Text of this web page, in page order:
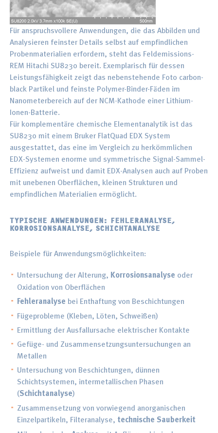
Für anspruchsvollere Anwendungen, die das Abbilden und
Analysieren feinster Details selbst auf empfindlichen
Probenmaterialien erfordern, steht das Feldemissions-
REM Hitachi SU8230 bereit. Exemplarisch für dessen
Leistungsfähigkeit zeigt das nebenstehende Foto carbon-
black Partikel und feinste Polymer-Binder-Fäden im
Nanometerbereich auf der NCM-Kathode einer Lithium-
Ionen-Batterie.
Für komplementäre chemische Elementanalytik ist das
SU8230 mit einem Bruker FlatQuad EDX System
ausgestattet, das eine im Vergleich zu herkömmlichen
EDX-Systemen enorme und symmetrische Signal-Sammel-
Effizienz aufweist und damit EDX-Analysen auch auf Proben
mit unebenen Oberflächen, kleinen Strukturen und
empfindlichen Materialien ermöglicht.
TYPISCHE ANWENDUNGEN: FEHLERANALYSE,
KORROSIONSANALYSE, SCHICHTANALYSE
Beispiele für Anwendungsmöglichkeiten:
Untersuchung der Alterung, Korrosionsanalyse oder
Oxidation von Oberflächen
Fehleranalyse bei Enthaftung von Beschichtungen
Fügeprobleme (Kleben, Löten, Schweißen)
Ermittlung der Ausfallursache elektrischer Kontakte
Gefüge- und Zusammensetzungsuntersuchungen an
Metallen
Untersuchung von Beschichtungen, dünnen
Schichtsystemen, intermetallischen Phasen
(Schichtanalyse)
Zusammensetzung von vorwiegend anorganischen
Einzelpartikeln, Filteranalyse, technische Sauberkeit